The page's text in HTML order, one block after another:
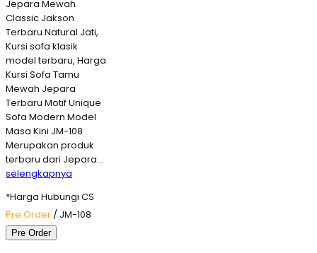
Jepara Mewah
Classic Jakson
Terbaru Natural Jati,
Kursi sofa klasik
model terbaru, Harga
Kursi Sofa Tamu
Mewah Jepara
Terbaru Motif Unique
Sofa Modern Model
Masa Kini JM-108
Merupakan produk
terbaru dari Jepara…
selengkapnya
*Harga Hubungi CS
Pre Order / JM-108
Pre Order